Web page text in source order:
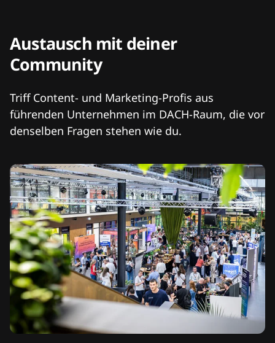
Austausch mit deiner
Community
Triff Content- und Marketing-Profis aus
führenden Unternehmen im DACH-Raum, die vor
denselben Fragen stehen wie du.